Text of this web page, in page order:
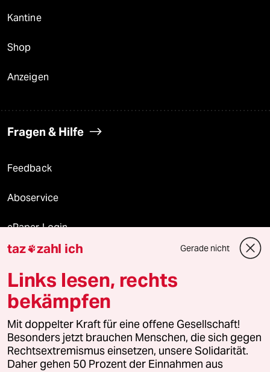
Kantine
Shop
Anzeigen
Fragen & Hilfe
Feedback
Aboservice
ePaper Login
Downloads für Abonnierende
© 2026 taz Verlags und Vertriebs GmbH
Alle Rechte vorbehalten. Bei rechtlichen Fragen oder für Genehmigungen
wenden Sie sich bitte an
lizenzen@taz.de
Feedback Redaktionsstatut Kommune-Richtlinien
taz zahl ich Gerade nicht
Links lesen, rechts
bekämpfen
Mit doppelter Kraft für eine offene Gesellschaft!
Besonders jetzt brauchen Menschen, die sich gegen
Rechtsextremismus einsetzen, unsere Solidarität.
Daher gehen 50 Prozent der Einnahmen aus